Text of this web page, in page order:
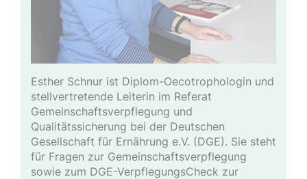
Esther Schnur ist Diplom-Oecotrophologin und
stellvertretende Leiterin im Referat
Gemeinschaftsverpflegung und
Qualitätssicherung bei der Deutschen
Gesellschaft für Ernährung e.V. (DGE). Sie steht
für Fragen zur Gemeinschaftsverpflegung
sowie zum DGE-VerpflegungsCheck zur